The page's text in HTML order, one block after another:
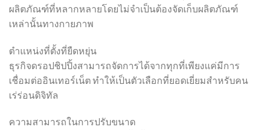
ผลิตภัณฑ์ที่หลากหลายโดยไม่จำเป็นต้องจัดเก็บผลิตภัณฑ์
เหล่านั้นทางกายภาพ
ตำแหน่งที่ตั้งที่ยืดหยุ่น
ธุรกิจดรอปชิปปิ้งสามารถจัดการได้จากทุกที่เพียงแค่มีการ
เชื่อมต่ออินเทอร์เน็ต ทำให้เป็นตัวเลือกที่ยอดเยี่ยมสำหรับคน
เร่ร่อนดิจิทัล
ความสามารถในการปรับขนาด